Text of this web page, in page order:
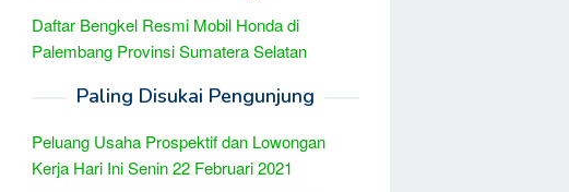
Daftar Bengkel Resmi Mobil Honda di
Palembang Provinsi Sumatera Selatan
Paling Disukai Pengunjung
Peluang Usaha Prospektif dan Lowongan
Kerja Hari Ini Senin 22 Februari 2021